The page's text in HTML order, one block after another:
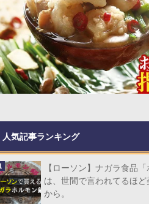
人気記事ランキング
【ローソン】ナガラ食品「
は、世間で言われてるほ
から。